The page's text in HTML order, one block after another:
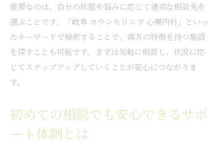
重要なのは、自分の状態や悩みに応じて適切な相談先を
選ぶことです。「岐阜 カウンセリング 心療内科」といっ
たキーワードで検索することで、両方の特徴を持つ施設
を探すことも可能です。まずは気軽に相談し、状況に応
じてステップアップしていくことが安心につながりま
す。
初めての相談でも安心できるサポ
ート体制とは